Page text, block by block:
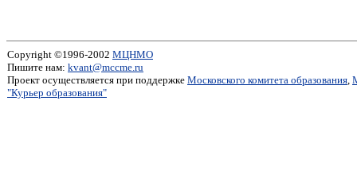
Copyright ©1996-2002 МЦНМО
Пишите нам: kvant@mccme.ru
Проект осуществляется при поддержке Московского комитета образования,
"Курьер образования"